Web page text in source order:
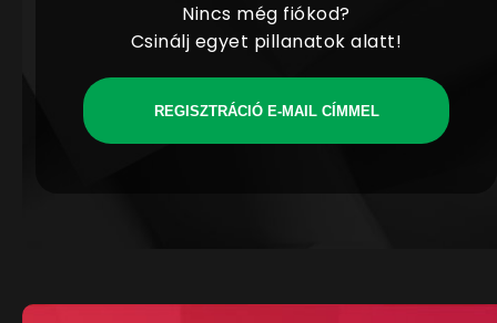
Nincs még fiókod?
Csinálj egyet pillanatok alatt!
REGISZTRÁCIÓ E-MAIL CÍMMEL